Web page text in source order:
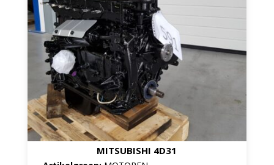
MITSUBISHI 4D31